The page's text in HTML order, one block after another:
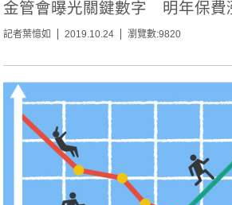
金管會曝光關鍵數字 明年保費
記者葉憶如 2019.10.24 瀏覽數:9820